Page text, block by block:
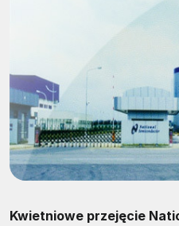
Kwietniowe przejęcie